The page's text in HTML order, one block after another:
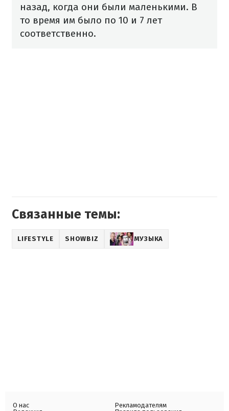
назад, когда они были маленькими. В
то время им было по 10 и 7 лет
соответственно.
Связанные темы:
LIFESTYLE SHOWBIZ МУЗЫКА
О нас
Рекламодателям